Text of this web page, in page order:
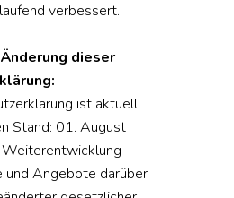
verbessert.
dieser
ist aktuell
Stand: 01. August
und Angebote darüber